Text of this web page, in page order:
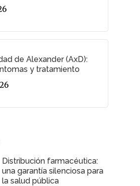
de Alexander (AxD):
y tratamiento
Distribución farmacéutica:
una garantía silenciosa para
la salud pública